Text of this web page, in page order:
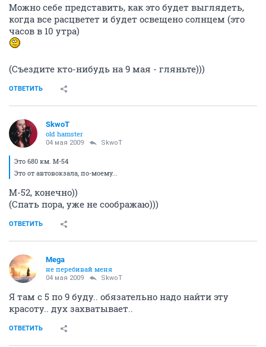
Можно себе представить, как это будет выглядеть,
когда все расцветет и будет освещено солнцем (это
часов в 10 утра)
(Съездите кто-нибудь на 9 мая - гляньте)))
ОТВЕТИТЬ
SkwoT
old hamster
04 мая 2009 SkwoT
Это 680 км. М-54
Это от автовокзала, по-моему...
М-52, конечно))
(Спать пора, уже не соображаю)))
ОТВЕТИТЬ
Mega
не перебивай меня
04 мая 2009 SkwoT
Я там с 5 по 9 буду.. обязательно надо найти эту
красоту.. дух захватывает..
ОТВЕТИТЬ